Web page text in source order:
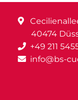
40474
+49 211
info@bs-